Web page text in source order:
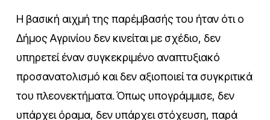
Η βασική αιχμή της παρέμβασής του ήταν ότι ο
Δήμος Αγρινίου δεν κινείται με σχέδιο, δεν
υπηρετεί έναν συγκεκριμένο αναπτυξιακό
προσανατολισμό και δεν αξιοποιεί τα συγκριτικά
του πλεονεκτήματα. Όπως υπογράμμισε, δεν
υπάρχει όραμα, δεν υπάρχει στόχευση, παρά